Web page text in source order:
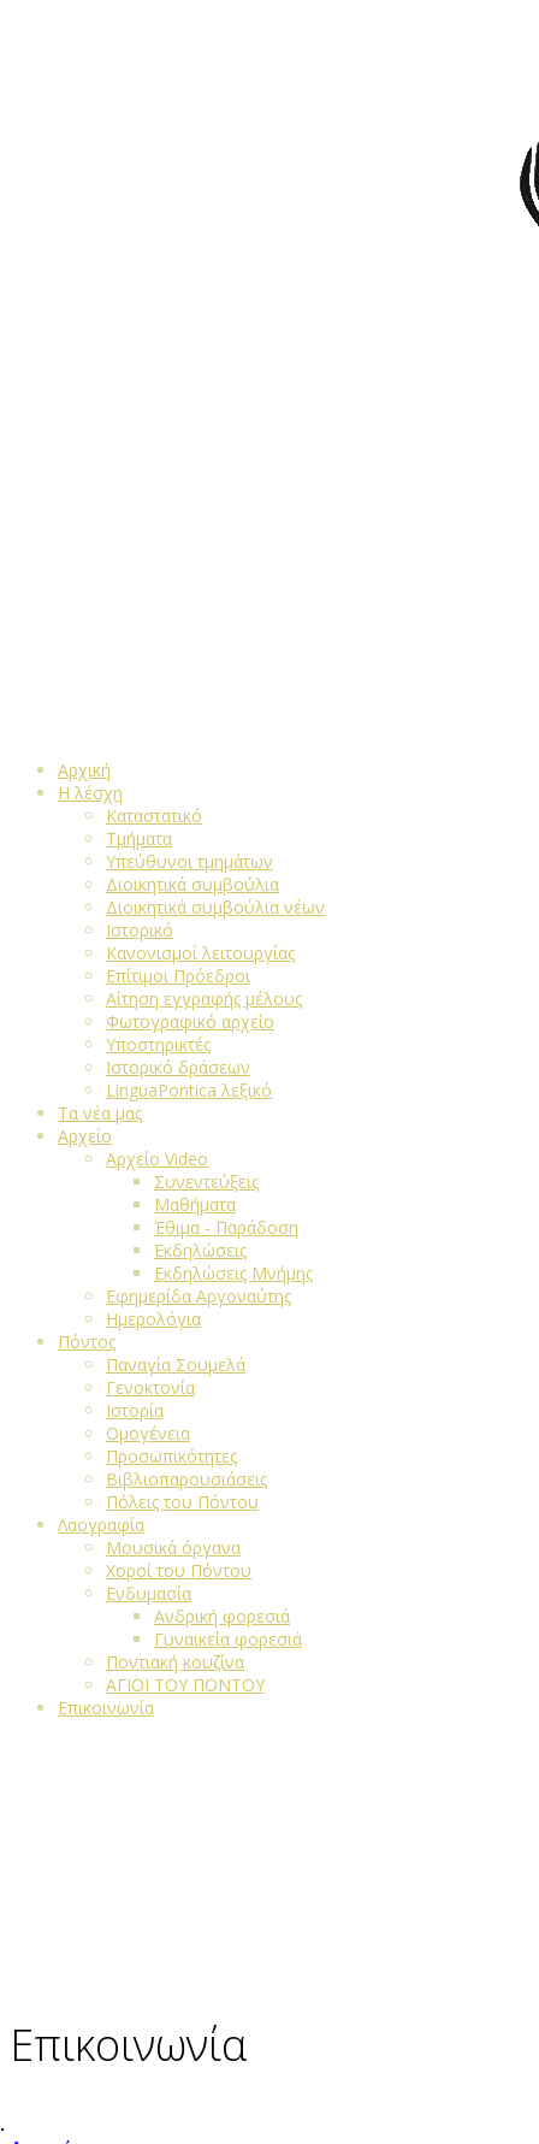
Αρχική
Η λέσχη
Καταστατικό
Τμήματα
Υπεύθυνοι τμημάτων
Διοικητικά συμβούλια
Διοικητικά συμβούλια νέων
Ιστορικό
Κανονισμοί λειτουργίας
Επίτιμοι Πρόεδροι
Αίτηση εγγραφής μέλους
Φωτογραφικό αρχείο
Υποστηρικτές
Ιστορικό δράσεων
LinguaPontica λεξικό
Τα νέα μας
Αρχείο
Αρχείο Video
Συνεντεύξεις
Μαθήματα
Έθιμα - Παράδοση
Εκδηλώσεις
Εκδηλώσεις Μνήμης
Εφημερίδα Αργοναύτης
Ημερολόγια
Πόντος
Παναγία Σουμελά
Γενοκτονία
Ιστορία
Ομογένεια
Προσωπικότητες
Βιβλιοπαρουσιάσεις
Πόλεις του Πόντου
Λαογραφία
Μουσικά όργανα
Χοροί του Πόντου
Ενδυμασία
Ανδρική φορεσιά
Γυναικεία φορεσιά
Ποντιακή κουζίνα
ΑΓΙΟΙ ΤΟΥ ΠΟΝΤΟΥ
Επικοινωνία
Επικοινωνία